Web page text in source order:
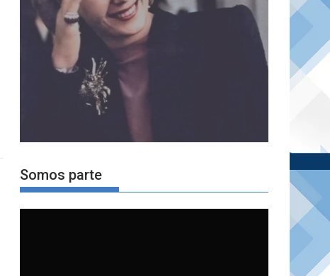
Somos parte